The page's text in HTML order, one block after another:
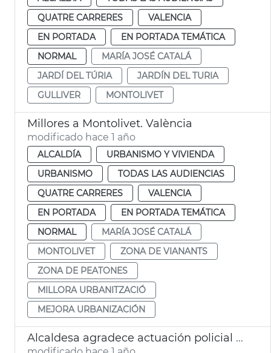
QUATRE CARRERES
VALENCIA
EN PORTADA
EN PORTADA TEMÁTICA
NORMAL
MARÍA JOSÉ CATALÁ
JARDÍ DEL TÚRIA
JARDÍN DEL TURIA
GULLIVER
MONTOLIVET
Millores a Montolivet. València
modificado hace 1 año
ALCALDÍA
URBANISMO Y VIVIENDA
URBANISMO
TODAS LAS AUDIENCIAS
QUATRE CARRERES
VALENCIA
EN PORTADA
EN PORTADA TEMÁTICA
NORMAL
MARÍA JOSÉ CATALÁ
MONTOLIVET
ZONA DE VIANANTS
ZONA DE PEATONES
MILLORA URBANITZACIÓ
MEJORA URBANIZACIÓN
Alcaldesa agradece actuación policial que salva a una recién nacida en Monteolivete